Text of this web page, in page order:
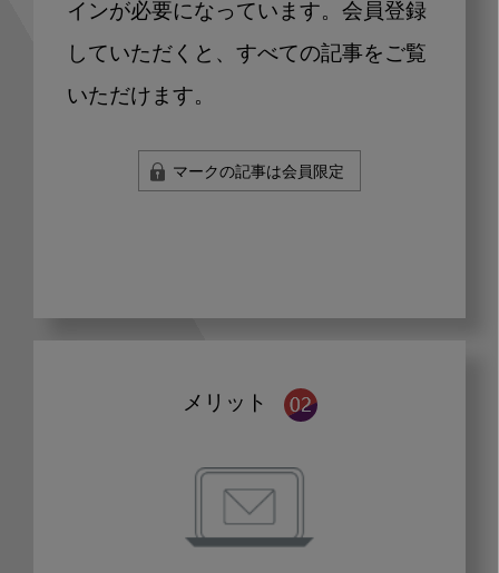
インが必要になっています。会員登録
していただくと、すべての記事をご覧
いただけます。
マークの記事は会員限定
メリット